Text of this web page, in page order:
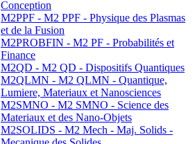
Conception
M2PPF - M2 PPF - Physique des Plasmas
et de la Fusion
M2PROBFIN - M2 PF - Probabilités et
Finance
M2QD - M2 QD - Dispositifs Quantiques
M2QLMN - M2 QLMN - Quantique,
Lumiere, Materiaux et Nanosciences
M2SMNO - M2 SMNO - Science des
Materiaux et des Nano-Objets
M2SOLIDS - M2 Mech - Maj. Solids -